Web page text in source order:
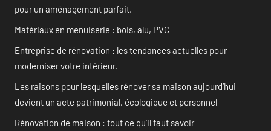
pour un aménagement parfait.
Matériaux en menuiserie : bois, alu, PVC
Entreprise de rénovation : les tendances actuelles pour
moderniser votre intérieur.
Les raisons pour lesquelles rénover sa maison aujourd’hui
devient un acte patrimonial, écologique et personnel
Rénovation de maison : tout ce qu’il faut savoir